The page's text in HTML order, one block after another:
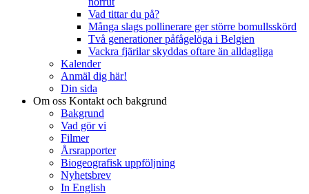
Vad tittar du på?
Många slags pollinerare ger större bomullsskörd
Två generationer påfågelöga i Belgien
Vackra fjärilar skyddas oftare än alldagliga
Kalender
Anmäl dig här!
Din sida
Om oss Kontakt och bakgrund
Bakgrund
Vad gör vi
Filmer
Årsrapporter
Biogeografisk uppföljning
Nyhetsbrev
In English